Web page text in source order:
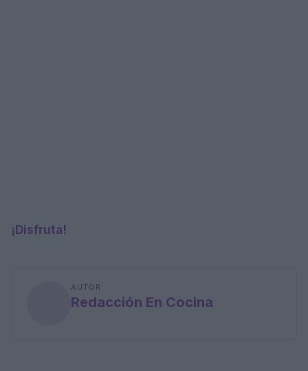
¡Disfruta!
AUTOR
Redacción En Cocina